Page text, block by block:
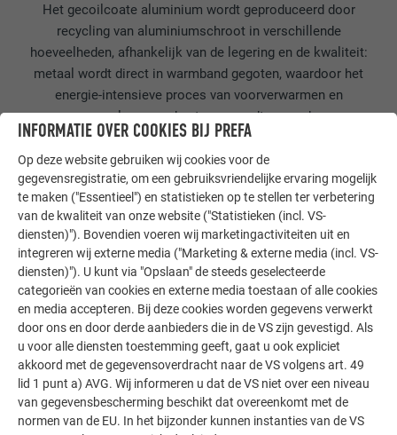
Het gecoilcoate aluminium wordt geproduceerd door
recycling van aluminiumschroot in verschillende
hoeveelheden, afhankelijk van de legering en de kwaliteit:
metaal wordt direct in warmband gegoten, waardoor het
energie-intensieve proces van voorverwarmen en
warmwalsen van de staven wordt vermeden.
4. KOUDWALSEN EN GLOEIEN
Hete coils worden tenslotte door koudwalsen en
gloeibewerkingen in kamerovens verwerkt tot de
uiteindelijke dikte om de gewenste mechanische
eigenschappen van het aluminium te bereiken voordat het
wordt gelakt.
INFORMATIE OVER COOKIES BIJ PREFA
Op deze website gebruiken wij cookies voor de
gegevensregistratie, om een gebruiksvriendelijke ervaring mogelijk
te maken ("Essentieel") en statistieken op te stellen ter verbetering
van de kwaliteit van onze website ("Statistieken (incl. VS-
diensten)"). Bovendien voeren wij marketingactiviteiten uit en
integreren wij externe media ("Marketing & externe media (incl. VS-
diensten)"). U kunt via "Opslaan" de steeds geselecteerde
categorieën van cookies en externe media toestaan of alle cookies
en media accepteren. Bij deze cookies worden gegevens verwerkt
door ons en door derde aanbieders die in de VS zijn gevestigd. Als
u voor alle diensten toestemming geeft, gaat u ook expliciet
akkoord met de gegevensoverdracht naar de VS volgens art. 49
lid 1 punt a) AVG. Wij informeren u dat de VS niet over een niveau
van gegevensbescherming beschikt dat overeenkomt met de
normen van de EU. In het bijzonder kunnen instanties van de VS